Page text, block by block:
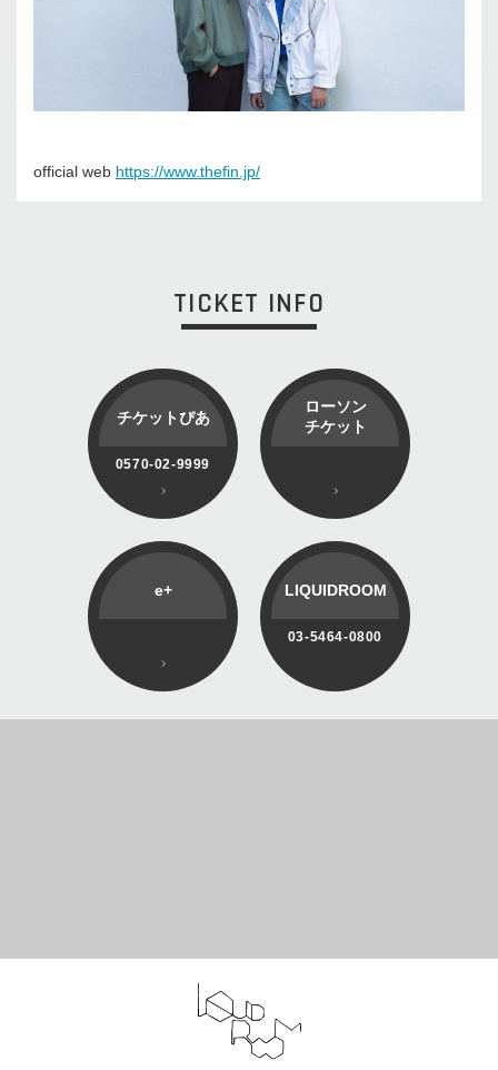
official web https://www.thefin.jp/
TICKET INFO
チケットぴあ
0570-02-9999
ローソン
チケット
e+ LIQUIDROOM
03-5464-0800